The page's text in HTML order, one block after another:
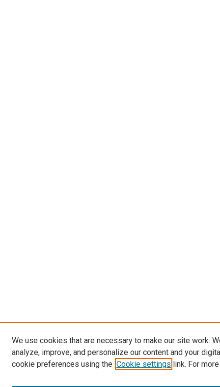
We use cookies that are necessary to make our site work.
analyze, improve, and personalize our content and your
cookie preferences using the Cookie settings link. For